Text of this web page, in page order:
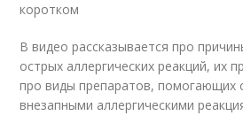
коротком
В видео рассказывается про
острых аллергических реакций, их
про виды препаратов, помогающих
внезапными аллергическими